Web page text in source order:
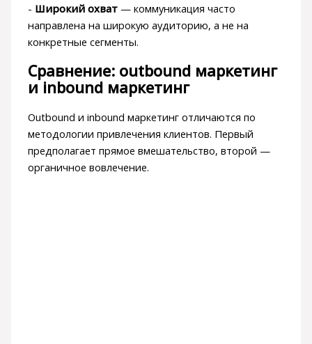
- Широкий охват— коммуникация часто
направлена на широкую аудиторию, а не на
конкретные сегменты.
Сравнение: outbound маркетинг
и inbound маркетинг
Outbound и inbound маркетинг отличаются по
методологии привлечения клиентов. Первый
предполагает прямое вмешательство, второй —
органичное вовлечение.